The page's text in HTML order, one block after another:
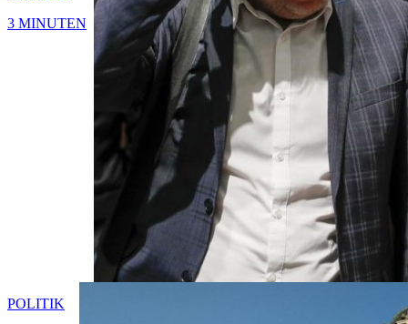
3 MINUTEN
POLITIK